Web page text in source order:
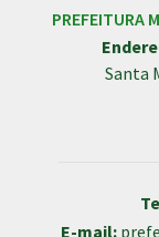
PREFEITURA
Santa
E-mail: